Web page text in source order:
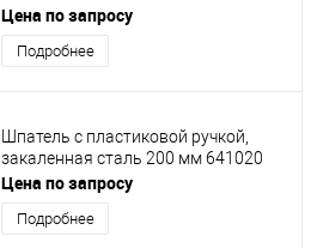
Цена по запросу
Подробнее
Шпатель с пластиковой ручкой,
закаленная сталь 200 мм 641020
Цена по запросу
Подробнее